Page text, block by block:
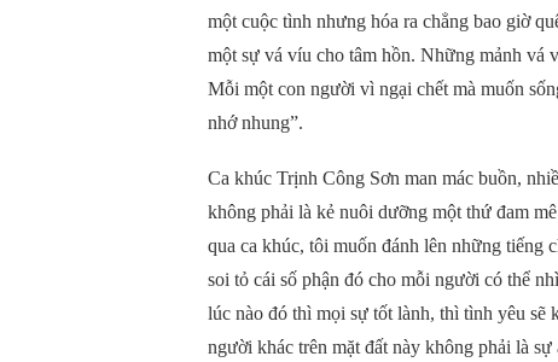
một cuộc tình nhưng hóa ra chẳng bao giờ
một sự vá víu cho tâm hồn. Những mảnh vá
Mỗi một con người vì ngại chết mà muốn
nhớ nhung”.
Ca khúc Trịnh Công Sơn man mác buồn,
không phải là kẻ nuôi dưỡng một thứ đam
qua ca khúc, tôi muốn đánh lên những tiếng
soi tỏ cái số phận đó cho mỗi người có thể
lúc nào đó thì mọi sự tốt lành, thì tình yêu sẽ
người khác trên mặt đất này không phải là